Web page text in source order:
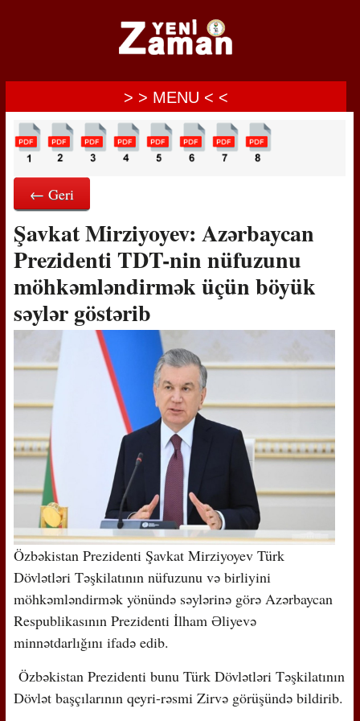
> > MENU < <
← Geri
Şavkat Mirziyoyev: Azərbaycan
Prezidenti TDT-nin nüfuzunu
möhkəmləndirmək üçün böyük
səylər göstərib
Özbəkistan Prezidenti Şavkat Mirziyoyev Türk
Dövlətləri Təşkilatının nüfuzunu və birliyini
möhkəmləndirmək yönündə səylərinə görə Azərbaycan
Respublikasının Prezidenti İlham Əliyevə
minnətdarlığını ifadə edib.
Özbəkistan Prezidenti bunu Türk Dövlətləri Təşkilatının
Dövlət başçılarının qeyri-rəsmi Zirvə görüşündə bildirib.